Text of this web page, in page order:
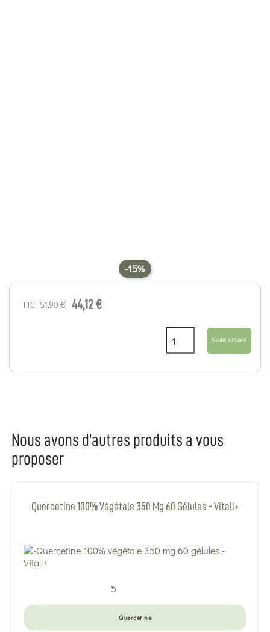
-15%
TTC 51,90 € 44,12 €
Ajouter au panier
Nous avons d'autres produits a vous
proposer
Quercetine 100% Végétale 350 Mg 60 Gélules - Vitall+
5
Quercétine